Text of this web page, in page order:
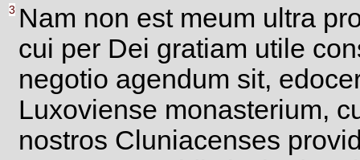
3 Nam non est meum ultra
cui per Dei gratiam utile
negotio agendum sit,
Luxoviense monasterium,
nostros Cluniacenses